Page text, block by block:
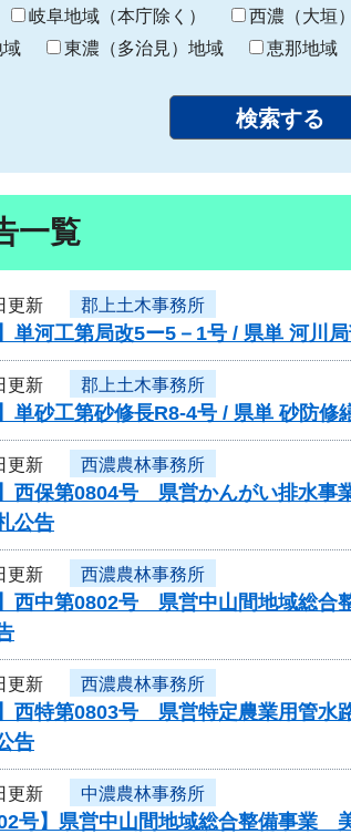
わ
り
岐阜地域（本庁除く） 西濃（大垣
域
東濃（多治見）地域 恵那地域
一覧
更新 郡上土木事務所
単河工第局改5ー5－1号 / 県単 河川
更新 郡上土木事務所
単砂工第砂修長R8-4号 / 県単 砂防
更新 西濃農林事務所
】西保第0804号 県営かんがい排水
公告
更新 西濃農林事務所
】西中第0802号 県営中山間地域総
更新 西濃農林事務所
】西特第0803号 県営特定農業用管
告
更新 中濃農林事務所
号】県営中山間地域総合整備事